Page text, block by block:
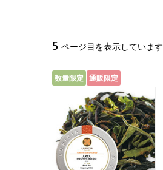
5 ページ目を表示しています
数量限定 通販限定